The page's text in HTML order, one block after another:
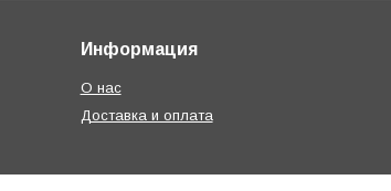
Информация
О нас
Доставка и оплата